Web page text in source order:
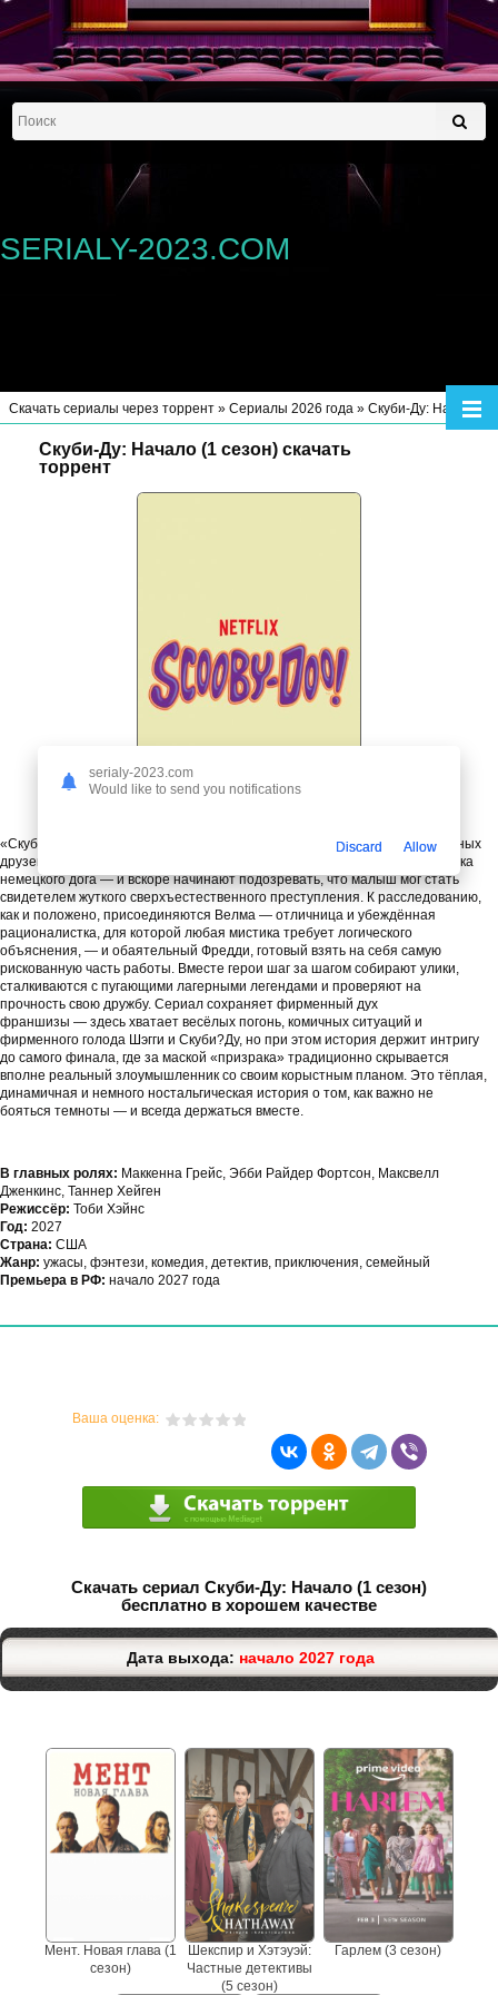
SERIALY-2023.COM
Скачать сериалы через торрент » Сериалы 2026 года » Cкуби-Ду: Начало (1 сезон)
Cкуби-Ду: Начало (1 сезон) скачать
торрент
«Скуби?Ду!» — захватывающий детективный сериал о приключениях юных
друзей в летнем лагере. Шэгги и Дафна первыми узнают о пропаже щенка
немецкого дога — и вскоре начинают подозревать, что малыш мог стать
свидетелем жуткого сверхъестественного преступления. К расследованию,
как и положено, присоединяются Велма — отличница и убеждённая
рационалистка, для которой любая мистика требует логического
объяснения, — и обаятельный Фредди, готовый взять на себя самую
рискованную часть работы. Вместе герои шаг за шагом собирают улики,
сталкиваются с пугающими лагерными легендами и проверяют на
прочность свою дружбу. Сериал сохраняет фирменный дух
франшизы — здесь хватает весёлых погонь, комичных ситуаций и
фирменного голода Шэгги и Скуби?Ду, но при этом история держит интригу
до самого финала, где за маской «призрака» традиционно скрывается
вполне реальный злоумышленник со своим корыстным планом. Это тёплая,
динамичная и немного ностальгическая история о том, как важно не
бояться темноты — и всегда держаться вместе.
В главных ролях: Маккенна Грейс, Эбби Райдер Фортсон, Максвелл
Дженкинс, Таннер Хейген
Режиссёр: Тоби Хэйнс
Год: 2027
Страна: США
Жанр: ужасы, фэнтези, комедия, детектив, приключения, семейный
Премьера в РФ: начало 2027 года
Ваша оценка:
Скачать сериал Cкуби-Ду: Начало (1 сезон)
бесплатно в хорошем качестве
Дата выхода: начало 2027 года
Мент. Новая глава (1
сезон)
Шекспир и Хэтэуэй:
Частные детективы
(5 сезон)
Гарлем (3 сезон)
serialy-2023.com
Would like to send you notifications
Discard Allow